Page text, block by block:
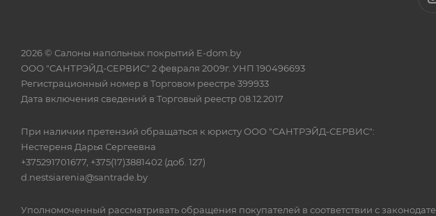
2026 © Салоны напольных покрытий E-dom.by
ООО "САНТРЭЙД-СЕРВИС" 2 февраля 2009г. УНП 190496693
Регистрационный номер в Торговом реестре 399933
Дата включения сведений в Торговый реестр 08.12.2017
При наличии претензий обращаться к юристу ООО "САНТРЭЙД-СЕРВИС":
Нестереня Дарья Сергеевна
+375291701677, +375(17)3881402 (доб. 127)
d.nestsiarenia@santrade.by
Уполномоченный рассматривать обращения покупателей в соответствии с